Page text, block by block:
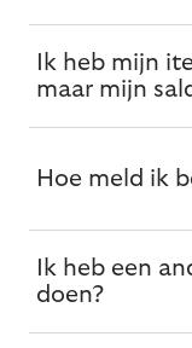
Ik heb mijn
maar mijn
Hoe meld ik
Ik heb een
doen?